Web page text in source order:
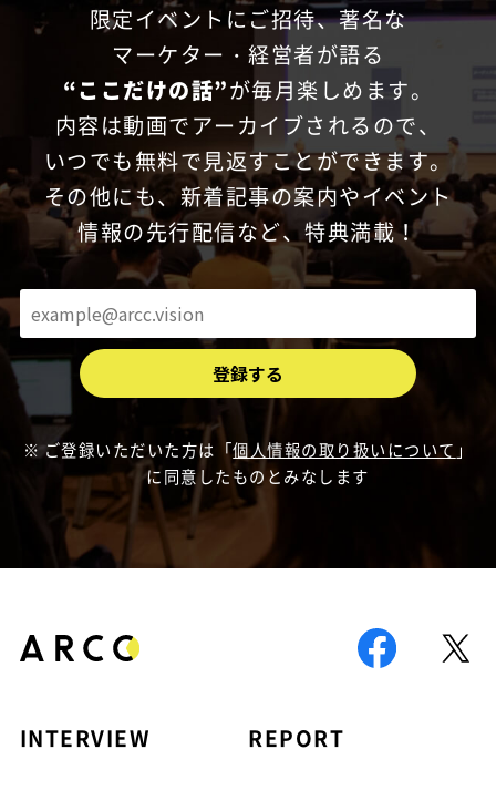
限定イベントにご招待、著名な
マーケター・経営者が語る
“ここだけの話”が毎月楽しめます。
内容は動画でアーカイブされるので、
いつでも無料で見返すことができます。
その他にも、新着記事の案内やイベント
情報の先行配信など、特典満載！
ご登録いただいた方は「個人情報の取り扱いについて 」
に同意したものとみなします
INTERVIEW
REPORT